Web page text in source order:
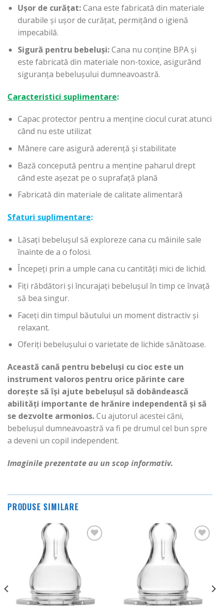
Ușor de curățat:Cana este fabricată din materiale
durabile și ușor de curățat, permițând o igienă
impecabilă.
Sigură pentru bebeluși:Cana nu conține BPA și
este fabricată din materiale non-toxice, asigurând
siguranța bebelușului dumneavoastră.
Caracteristici suplimentare:
Capac protector pentru a menține ciocul curat atunci
când nu este utilizat
Mânere care asigură aderență și stabilitate
Bază concepută pentru a menține paharul drept
când este așezat pe o suprafață plană
Fabricată din materiale de calitate alimentară
Sfaturi suplimentare:
Lăsați bebelușul să exploreze cana cu mâinile sale
înainte de a o folosi.
Începeți prin a umple cana cu cantități mici de lichid.
Fiți răbdători și încurajați bebelușul în timp ce învață
să bea singur.
Faceți din timpul băutului un moment distractiv și
relaxant.
Oferiți bebelușului o varietate de lichide sănătoase.
Această cană pentru bebeluși cu cioc este un
instrument valoros pentru orice părinte care
dorește să își ajute bebelușul să dobândească
abilități importante de hrănire independentă și să
se dezvolte armonios.Cu ajutorul acestei căni,
bebelușul dumneavoastră va fi pe drumul cel bun spre
a deveni un copil independent.
Imaginile prezentate au un scop informativ.
PRODUSE SIMILARE